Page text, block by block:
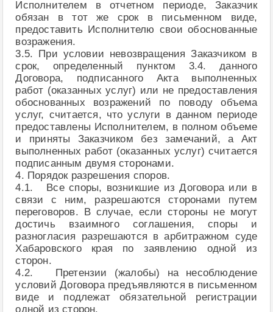
Исполнителем в отчетном периоде, Заказчик
обязан в тот же срок в письменном виде,
предоставить Исполнителю свои обоснованные
возражения.
3.5. При условии невозвращения Заказчиком в
срок, определенный пунктом 3.4. данного
Договора, подписанного Акта выполненных
работ (оказанных услуг) или не предоставления
обоснованных возражений по поводу объема
услуг, считается, что услуги в данном периоде
предоставлены Исполнителем, в полном объеме
и приняты Заказчиком без замечаний, а Акт
выполненных работ (оказанных услуг) считается
подписанным двумя сторонами.
4. Порядок разрешения споров.
4.1. Все споры, возникшие из Договора или в
связи с ним, разрешаются сторонами путем
переговоров. В случае, если стороны не могут
достичь взаимного соглашения, споры и
разногласия разрешаются в арбитражном суде
Хабаровского края по заявлению одной из
сторон.
4.2. Претензии (жалобы) на несоблюдение
условий Договора предъявляются в письменном
виде и подлежат обязательной регистрации
одной из сторон.